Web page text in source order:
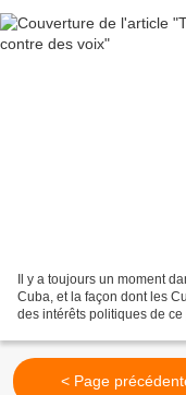
Il y a toujours un moment
Cuba, et la façon dont les
des intérêts politiques de
< Page